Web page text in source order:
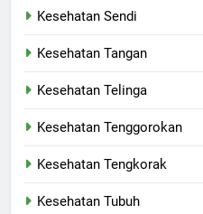
Kesehatan Sendi
Kesehatan Tangan
Kesehatan Telinga
Kesehatan Tenggorokan
Kesehatan Tengkorak
Kesehatan Tubuh